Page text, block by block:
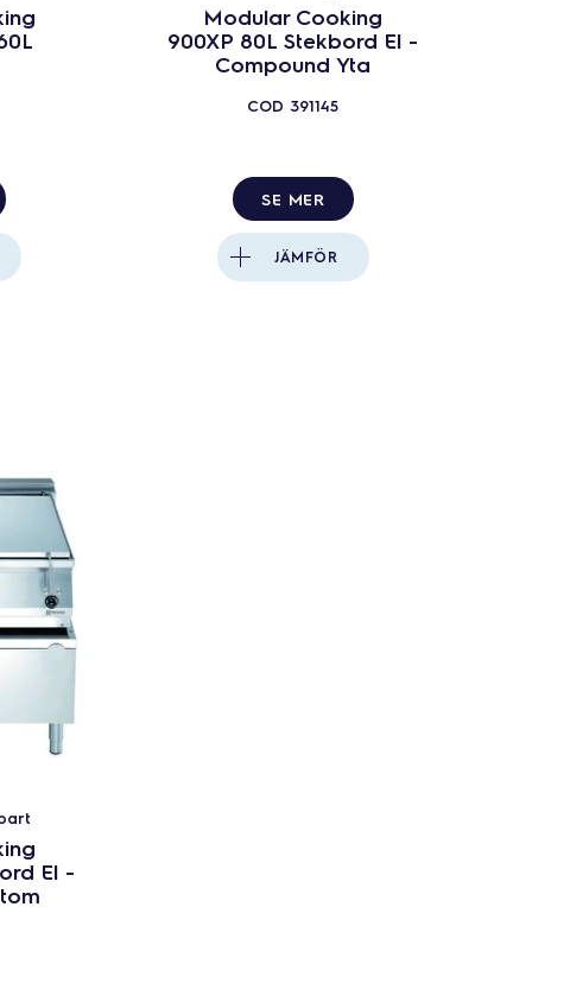
Modular Cooking
900XP 80L Stekbord El -
Compound Yta
COD391145
SE MER
JÄMFÖR
El -